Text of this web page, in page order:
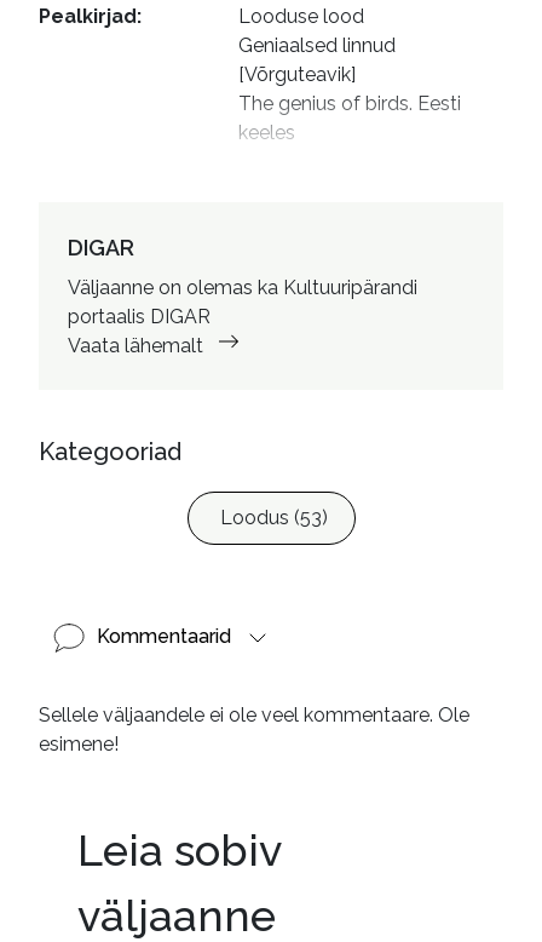
Pealkirjad:
Looduse lood
Geniaalsed linnud
[Võrguteavik]
The genius of birds. Eesti
keeles
ISBN:
9789949853397
DIGAR
Väljaanne on olemas ka Kultuuripärandi
portaalis DIGAR
Vaata lähemalt
Kategooriad
Loodus (53)
Kommentaarid
Sellele väljaandele ei ole veel kommentaare. Ole
esimene!
Leia sobiv
väljaanne